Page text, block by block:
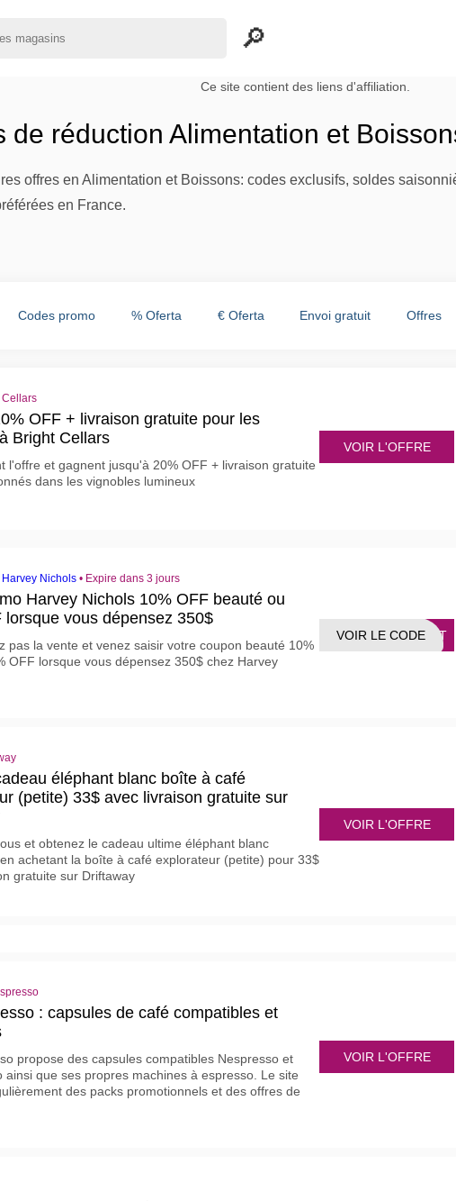
Ce site contient des liens d'affiliation.
de réduction Alimentation et
offres en Alimentation et Boissons: codes exclusifs, soldes
en France.
Codes promo % Oferta € Oferta Envoi gratuit Offres
Cellars
OFF + livraison gratuite pour les
Bright Cellars
l'offre et gagnent jusqu'à 20% OFF + livraison gratuite
dans les vignobles lumineux
VOIR L'OFFRE
Nichols • Expire dans 3 jours
Harvey Nichols 10% OFF beauté ou
lorsque vous dépensez 350$
pas la vente et venez saisir votre coupon beauté 10%
OFF lorsque vous dépensez 350$ chez Harvey
YINT
VOIR LE CODE
éléphant blanc boîte à café
(petite) 33$ avec livraison gratuite sur
et obtenez le cadeau ultime éléphant blanc
achetant la boîte à café explorateur (petite) pour 33$
gratuite sur Driftaway
VOIR L'OFFRE
: capsules de café compatibles et
propose des capsules compatibles Nespresso et
ainsi que ses propres machines à espresso. Le site
des packs promotionnels et des offres de
VOIR L'OFFRE